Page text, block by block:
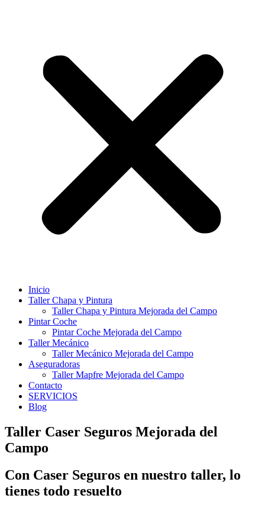
Inicio
Taller Chapa y Pintura
Taller Chapa y Pintura Mejorada del Campo
Pintar Coche
Pintar Coche Mejorada del Campo
Taller Mecánico
Taller Mecánico Mejorada del Campo
Aseguradoras
Taller Mapfre Mejorada del Campo
Contacto
SERVICIOS
Blog
Taller Caser Seguros Mejorada del
Campo
Con Caser Seguros en nuestro taller, lo
tienes todo resuelto